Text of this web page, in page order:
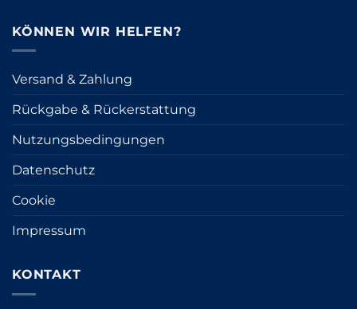
KÖNNEN WIR HELFEN?
Versand & Zahlung
Rückgabe & Rückerstattung
Nutzungsbedingungen
Datenschutz
Cookie
Impressum
KONTAKT